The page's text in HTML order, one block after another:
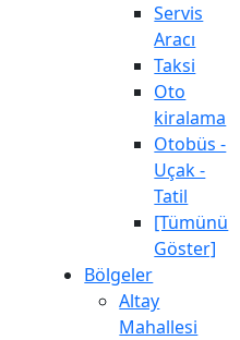
Servis
Aracı
Taksi
Oto
kiralama
Otobüs -
Uçak -
Tatil
[Tümünü
Göster]
Bölgeler
Altay
Mahallesi